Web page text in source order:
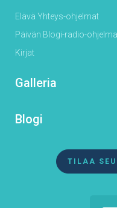
Elävä Yhteys-ohjelmat
Päivän Blogi-radio-
Kirjat
Galleria
Blogi
TILAA